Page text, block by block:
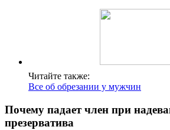
Читайте также:
Все об обрезании у мужчин
Почему падает член при
презерватива